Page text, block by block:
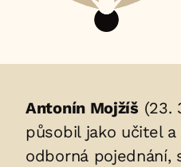
Životopis
osoby/
Antonín Mojžíš (23.
působil jako učitel
odborná pojednání,